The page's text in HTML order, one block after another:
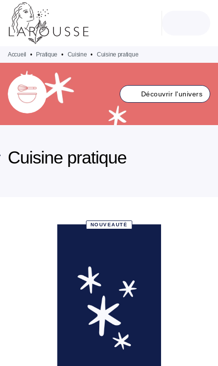
MENU
PIED DE PAGE
Accueil • Pratique • Cuisine • Cuisine pratique
Découvrir l'univers
Cuisine pratique
NOUVEAUTÉ